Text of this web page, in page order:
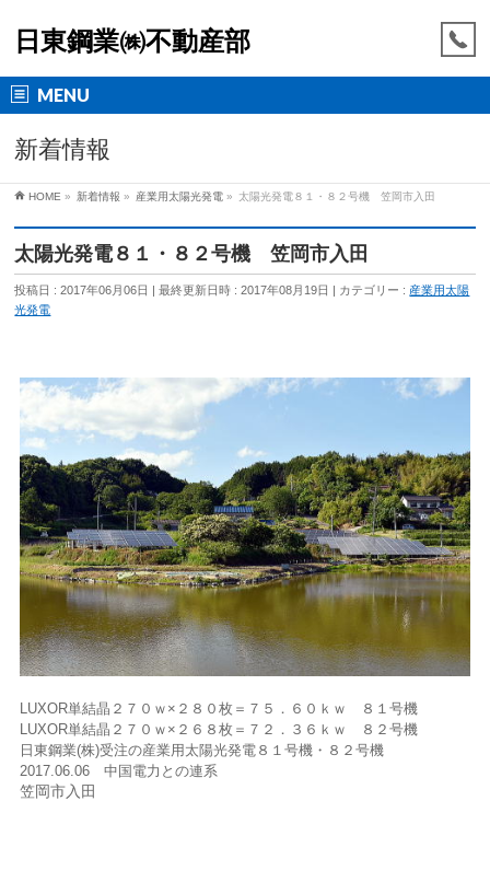
日東鋼業㈱不動産部
MENU
新着情報
HOME » 新着情報 » 産業用太陽光発電 » 太陽光発電８１・８２号機 笠岡市入田
太陽光発電８１・８２号機 笠岡市入田
投稿日 : 2017年06月06日 最終更新日時 : 2017年08月19日 カテゴリー : 産業用太陽
光発電
LUXOR単結晶２７０ｗ×２８０枚＝７５．６０ｋｗ ８１号機
LUXOR単結晶２７０ｗ×２６８枚＝７２．３６ｋｗ ８２号機
日東鋼業(株)受注の産業用太陽光発電８１号機・８２号機
2017.06.06 中国電力との連系
笠岡市入田